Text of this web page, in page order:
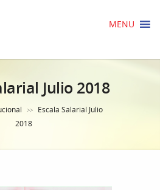
MENU
Julio 2018
>>
Escala Salarial Julio
2018